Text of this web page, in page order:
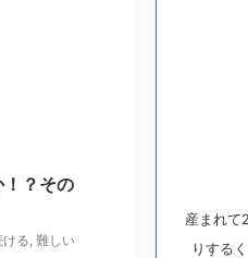
？その
ける, 難しい
産まれて
りする